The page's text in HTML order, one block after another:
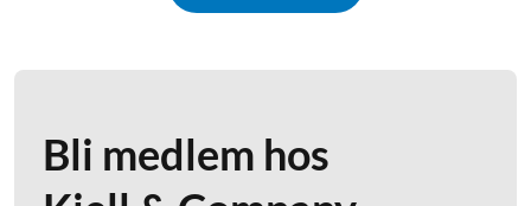
Bli medlem hos